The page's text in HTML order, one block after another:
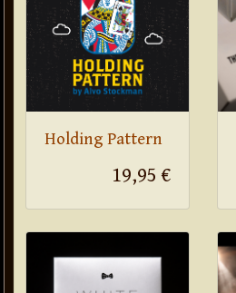
Holding Pattern
19,95 €